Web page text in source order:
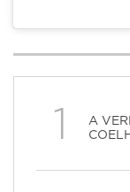
1
A